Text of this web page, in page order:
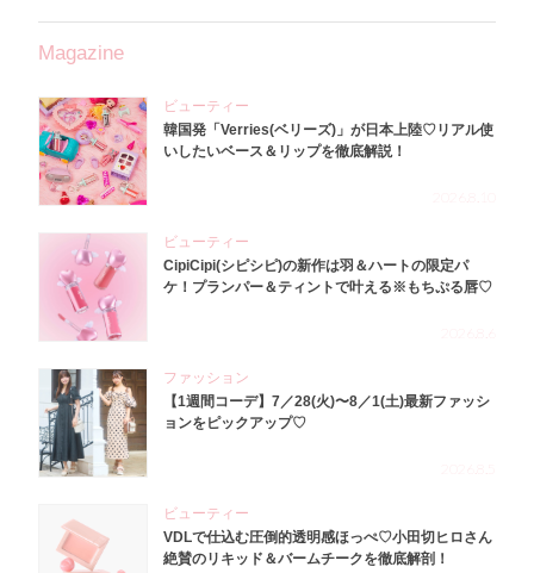
Magazine
ビューティー
韓国発「Verries(ベリーズ)」が日本上陸♡リアル使
いしたいベース＆リップを徹底解説！
ビューティー
CipiCipi(シピシピ)の新作は羽＆ハートの限定パ
ケ！プランパー＆ティントで叶える※もちぷる唇♡
ファッション
【1週間コーデ】7／28(火)〜8／1(土)最新ファッシ
ョンをピックアップ♡
ビューティー
VDLで仕込む圧倒的透明感ほっぺ♡小田切ヒロさん
絶賛のリキッド＆バームチークを徹底解剖！